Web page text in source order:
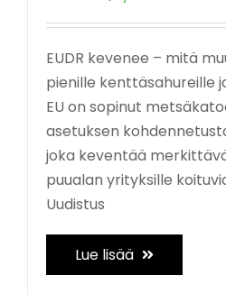
EUDR kevenee – mitä
pienille kenttäsahureille
EU on sopinut
asetuksen
joka keventää
puualan yrityksille
Uudistus
Lue lisää